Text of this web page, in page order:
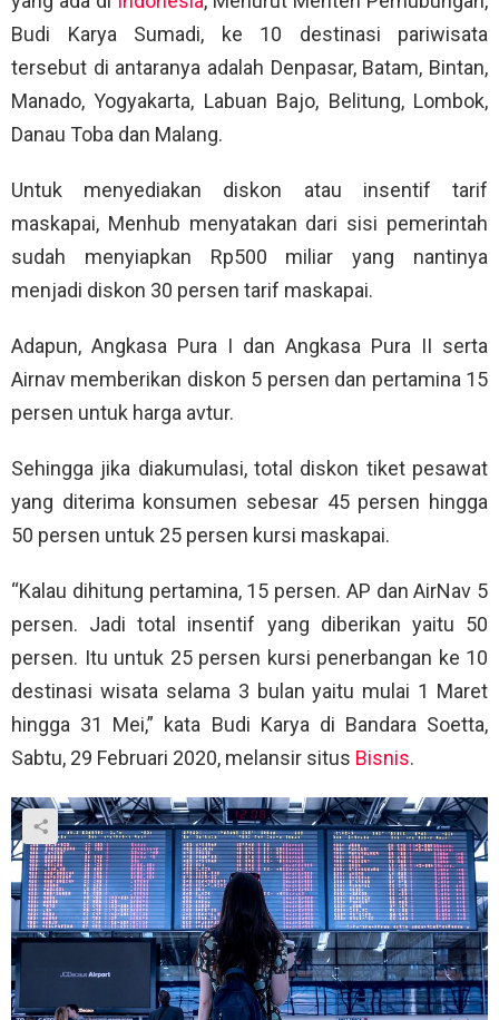
Budi Karya Sumadi, ke 10 destinasi pariwisata
tersebut di antaranya adalah Denpasar, Batam, Bintan,
Manado, Yogyakarta, Labuan Bajo, Belitung, Lombok,
Danau Toba dan Malang.
Untuk menyediakan diskon atau insentif tarif
maskapai, Menhub menyatakan dari sisi pemerintah
sudah menyiapkan Rp500 miliar yang nantinya
menjadi diskon 30 persen tarif maskapai.
Adapun, Angkasa Pura I dan Angkasa Pura II serta
Airnav memberikan diskon 5 persen dan pertamina 15
persen untuk harga avtur.
Sehingga jika diakumulasi, total diskon tiket pesawat
yang diterima konsumen sebesar 45 persen hingga
50 persen untuk 25 persen kursi maskapai.
“Kalau dihitung pertamina, 15 persen. AP dan AirNav 5
persen. Jadi total insentif yang diberikan yaitu 50
persen. Itu untuk 25 persen kursi penerbangan ke 10
destinasi wisata selama 3 bulan yaitu mulai 1 Maret
hingga 31 Mei,” kata Budi Karya di Bandara Soetta,
Sabtu, 29 Februari 2020, melansir situs Bisnis.